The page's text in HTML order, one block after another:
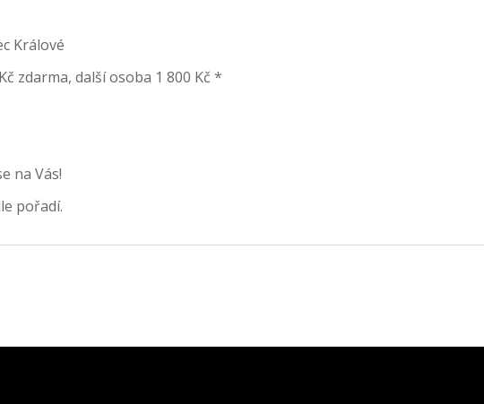
Králové
zdarma, další osoba 1 800 Kč *
na Vás!
pořadí.